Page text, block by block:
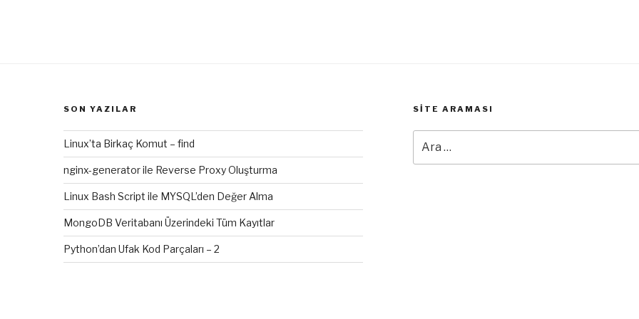
SON YAZILAR
Linux’ta Birkaç Komut – find
nginx-generator ile Reverse Proxy Oluşturma
Linux Bash Script ile MYSQL’den Değer Alma
MongoDB Veritabanı Üzerindeki Tüm Kayıtlar
Python’dan Ufak Kod Parçaları – 2
SITE ARAMASI